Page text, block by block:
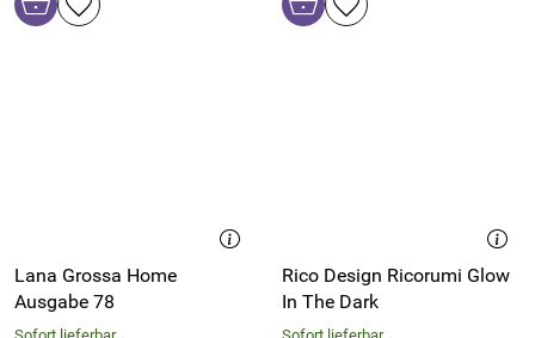
Lana Grossa Home
Ausgabe 78
Rico Design Ricorumi Glow
In The Dark